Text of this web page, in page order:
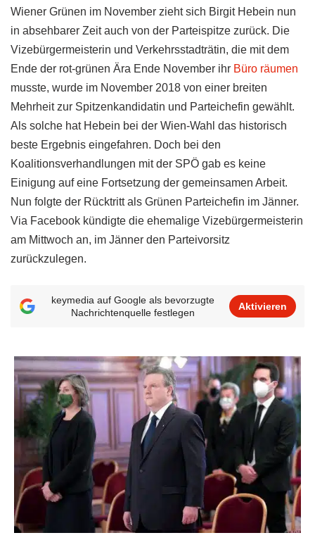
Wiener Grünen im November zieht sich Birgit Hebein nun
in absehbarer Zeit auch von der Parteispitze zurück. Die
Vizebürgermeisterin und Verkehrsstadträtin, die mit dem
Ende der rot-grünen Ära Ende November ihr Büro räumen
musste, wurde im November 2018 von einer breiten
Mehrheit zur Spitzenkandidatin und Parteichefin gewählt.
Als solche hat Hebein bei der Wien-Wahl das historisch
beste Ergebnis eingefahren. Doch bei den
Koalitionsverhandlungen mit der SPÖ gab es keine
Einigung auf eine Fortsetzung der gemeinsamen Arbeit.
Nun folgte der Rücktritt als Grünen Parteichefin im Jänner.
Via Facebook kündigte die ehemalige Vizebürgermeisterin
am Mittwoch an, im Jänner den Parteivorsitz
zurückzulegen.
keymedia auf Google als bevorzugte
Nachrichtenquelle festlegen
Aktivieren